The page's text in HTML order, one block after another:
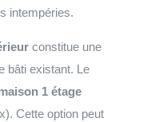
intempéries.
constitue une
bâti existant. Le
1 étage
Cette option peut